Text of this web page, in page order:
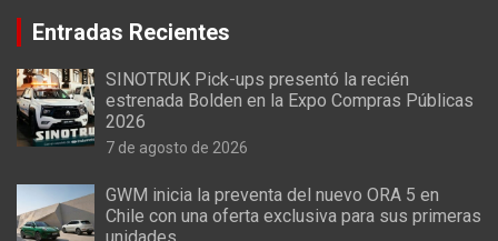
Entradas Recientes
SINOTRUK Pick-ups presentó la recién
estrenada Bolden en la Expo Compras Públicas
2026
7 de agosto de 2026
GWM inicia la preventa del nuevo ORA 5 en
Chile con una oferta exclusiva para sus primeras